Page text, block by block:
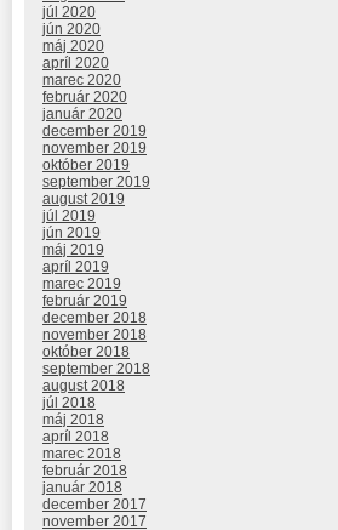
júl 2020
jún 2020
máj 2020
apríl 2020
marec 2020
február 2020
január 2020
december 2019
november 2019
október 2019
september 2019
august 2019
júl 2019
jún 2019
máj 2019
apríl 2019
marec 2019
február 2019
december 2018
november 2018
október 2018
september 2018
august 2018
júl 2018
máj 2018
apríl 2018
marec 2018
február 2018
január 2018
december 2017
november 2017